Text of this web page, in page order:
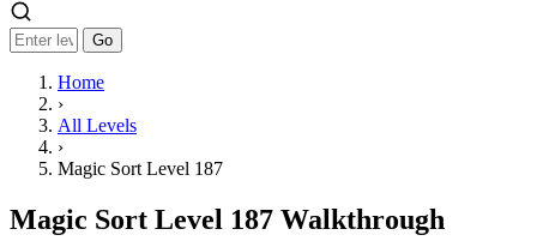
Go
Home
›
All Levels
›
Magic Sort Level 187
Magic Sort Level 187 Walkthrough